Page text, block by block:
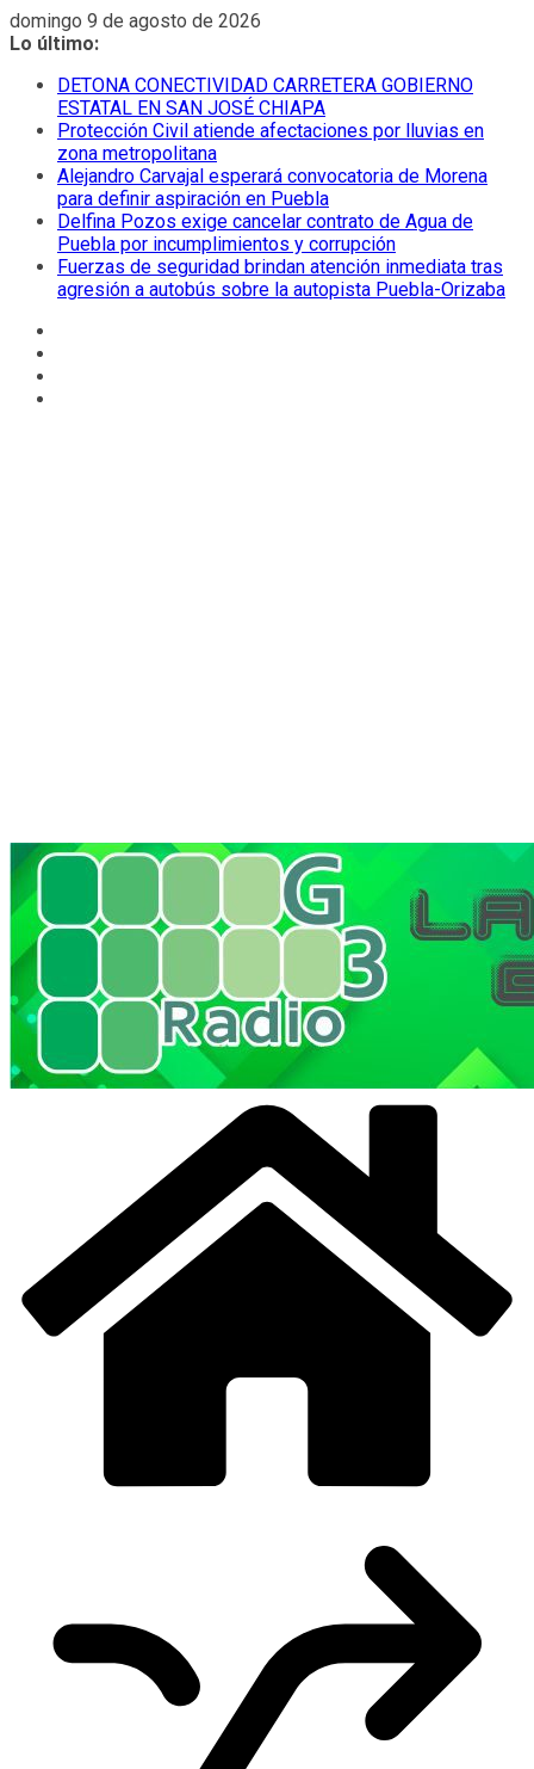
Saltar
al
domingo 9 de agosto de 2026
Lo último:
DETONA CONECTIVIDAD CARRETERA GOBIERNO
ESTATAL EN SAN JOSÉ CHIAPA
Protección Civil atiende afectaciones por lluvias en
zona metropolitana
Alejandro Carvajal esperará convocatoria de Morena
para definir aspiración en Puebla
Delfina Pozos exige cancelar contrato de Agua de
Puebla por incumplimientos y corrupción
Fuerzas de seguridad brindan atención inmediata tras
agresión a autobús sobre la autopista Puebla-Orizaba